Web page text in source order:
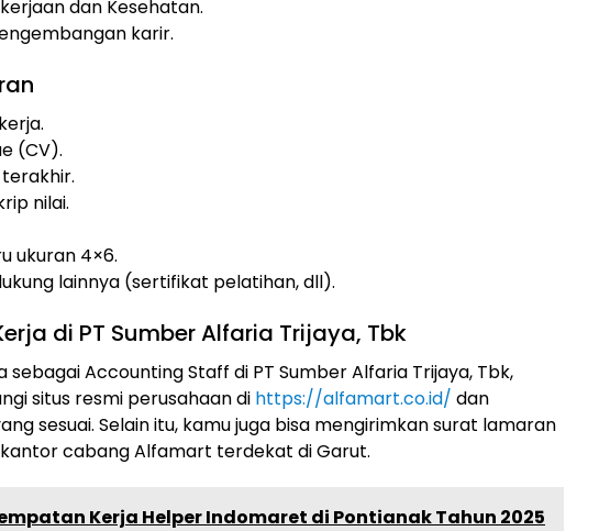
dan Kesehatan.
karir.
(CV).
nilai.
ukuran 4×6.
lainnya (sertifikat pelatihan, dll).
di PT Sumber Alfaria Trijaya, Tbk
Accounting Staff di PT Sumber Alfaria Trijaya, Tbk,
situs resmi perusahaan di https://alfamart.co.id/ dan
sesuai. Selain itu, kamu juga bisa mengirimkan surat lamaran
cabang Alfamart terdekat di Garut.
Kerja Helper Indomaret di Pontianak Tahun 2025